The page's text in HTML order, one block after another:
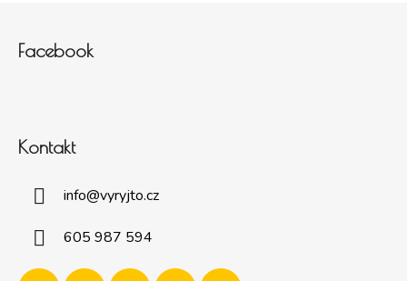
Facebook
Kontakt
info@vyryjto.cz
605 987 594